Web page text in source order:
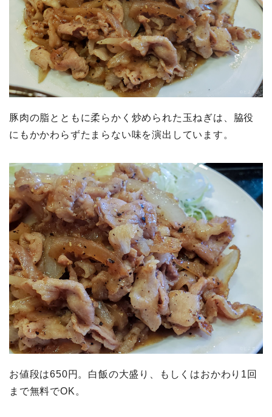
豚肉の脂とともに柔らかく炒められた玉ねぎは、脇役
にもかかわらずたまらない味を演出しています。
お値段は650円。白飯の大盛り、もしくはおかわり1回
まで無料でOK。